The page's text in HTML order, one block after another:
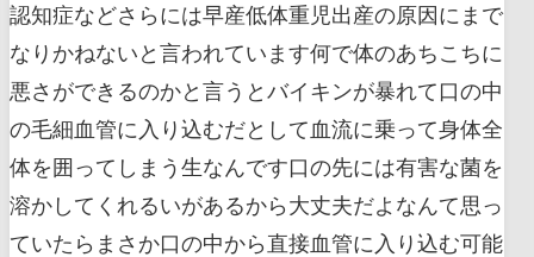
認知症などさらには早産低体重児出産の原因にまで
なりかねないと言われています何で体のあちこちに
悪さができるのかと言うとバイキンが暴れて口の中
の毛細血管に入り込むだとして血流に乗って身体全
体を囲ってしまう生なんです口の先には有害な菌を
溶かしてくれるいがあるから大丈夫だよなんて思っ
ていたらまさか口の中から直接血管に入り込む可能